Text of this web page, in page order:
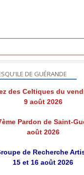
DE GUÉRANDE
des Celtiques du
9 août 2026
Pardon de Saint-
août 2026
de Recherche
15 et 16 août 2026